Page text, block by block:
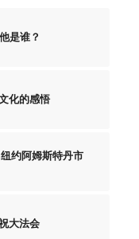
是谁？
化的感悟
约阿姆斯特丹市
大法会